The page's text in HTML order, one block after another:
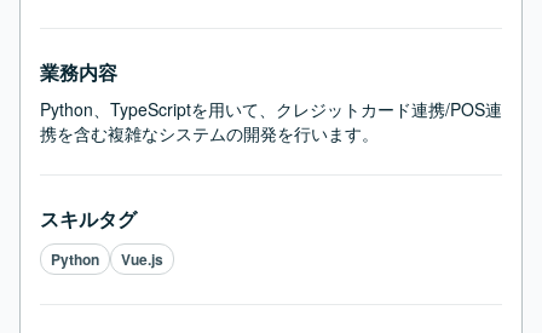
業務内容
Python、TypeScriptを用いて、クレジットカード連携/POS連
携を含む複雑なシステムの開発を行います。
スキルタグ
Python Vue.js